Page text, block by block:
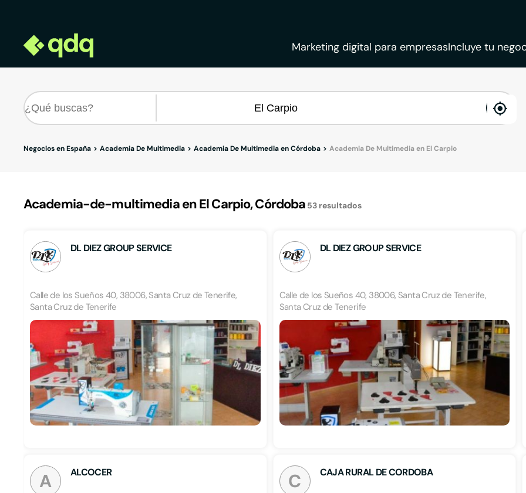
Marketing digital para empresasIncluye tu
Negocios en España Academia De Multimedia Academia De Multimedia en Córdoba Academia De Multimedia en El Carpio
Academia-de-multimedia en El Carpio, Córdoba 53 resultados
DL DIEZ GROUP SERVICE
Calle de los Sueños 40, 38006, Santa Cruz de Tenerife,
Santa Cruz de Tenerife
DL DIEZ GROUP SERVICE
Calle de los Sueños 40, 38006, Santa Cruz de Tenerife,
Santa Cruz de Tenerife
A ALCOCER C CAJA RURAL DE CORDOBA